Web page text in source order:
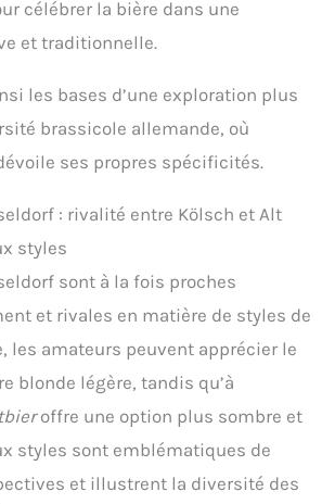
célébrer la bière dans une
et traditionnelle.
les bases d’une exploration plus
brassicole allemande, où
ses propres spécificités.
: rivalité entre Kölsch et Alt
styles
sont à la fois proches
et rivales en matière de styles de
les amateurs peuvent apprécier le
blonde légère, tandis qu’à
offre une option plus sombre et
styles sont emblématiques de
et illustrent la diversité des